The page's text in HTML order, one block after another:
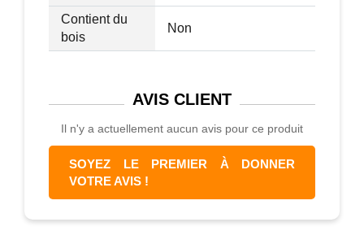
Contient du
bois
Non
AVIS CLIENT
Il n'y a actuellement aucun avis pour ce produit
SOYEZ LE PREMIER À DONNER
VOTRE AVIS !